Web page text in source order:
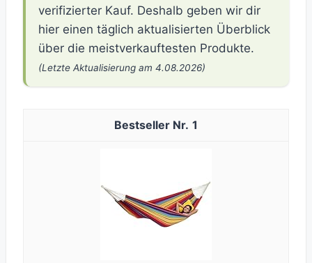
verifizierter Kauf. Deshalb geben wir dir
hier einen täglich aktualisierten Überblick
über die meistverkauftesten Produkte.
(Letzte Aktualisierung am 4.08.2026)
1